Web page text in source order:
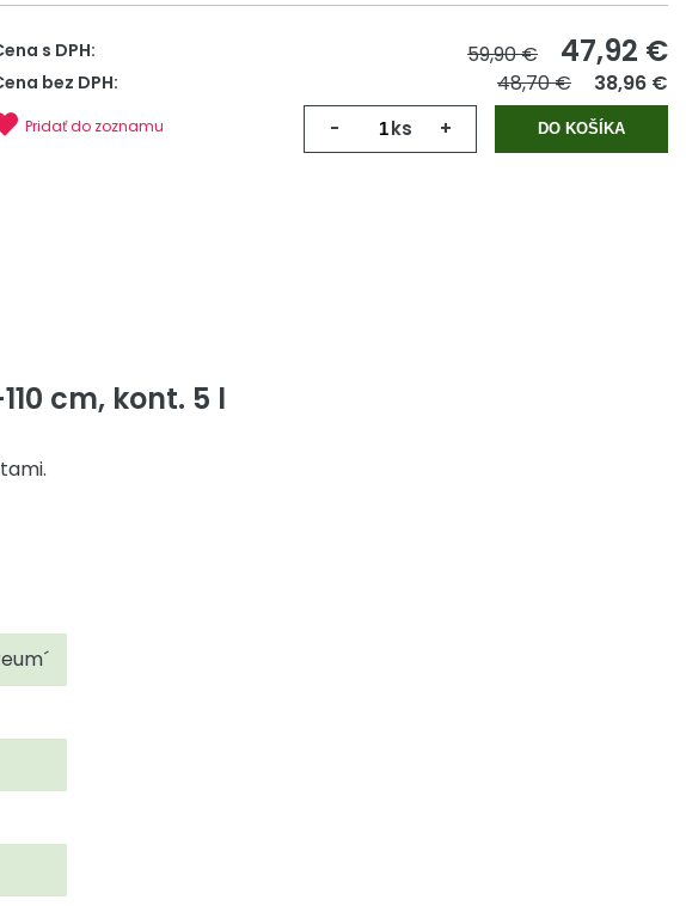
s DPH: 59,90 € 47,92 €
bez DPH: 48,70 € 38,96 €
- ks + DO KOŠÍKA
Pridať do zoznamu
cm, kont. 5 l